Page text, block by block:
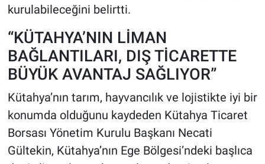
kurulabileceğini belirtti.
“KÜTAHYA’NIN LİMAN
BAĞLANTILARI, DIŞ TİCARETTE
BÜYÜK AVANTAJ SAĞLIYOR”
Kütahya’nın tarım, hayvancılık ve lojistikte iyi bir
konumda olduğunu kaydeden Kütahya Ticaret
Borsası Yönetim Kurulu Başkanı Necati
Gültekin, Kütahya’nın Ege Bölgesi’ndeki başlıca